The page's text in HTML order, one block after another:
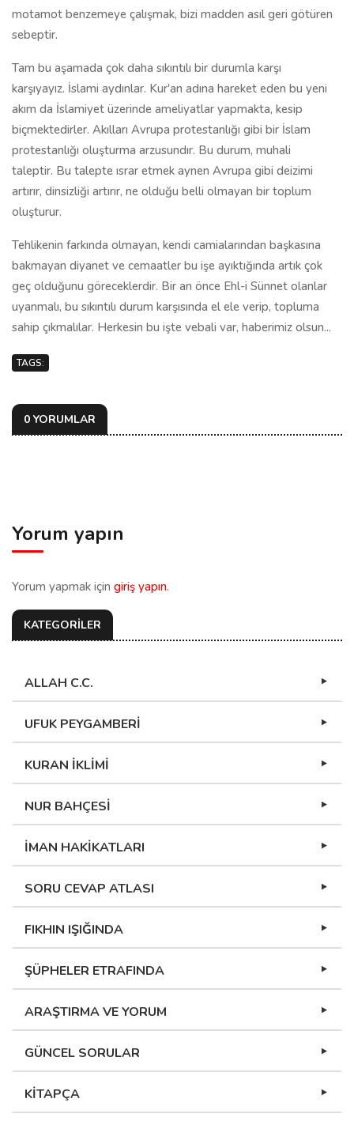
motamot benzemeye çalışmak, bizi madden asıl geri götüren
sebeptir.
Tam bu aşamada çok daha sıkıntılı bir durumla karşı
karşıyayız. İslami aydınlar. Kur'an adına hareket eden bu yeni
akım da İslamiyet üzerinde ameliyatlar yapmakta, kesip
biçmektedirler. Akılları Avrupa protestanlığı gibi bir İslam
protestanlığı oluşturma arzusundır. Bu durum, muhali
taleptir. Bu talepte ısrar etmek aynen Avrupa gibi deizimi
artırır, dinsizliği artırır, ne olduğu belli olmayan bir toplum
oluşturur.
Tehlikenin farkında olmayan, kendi camialarından başkasına
bakmayan diyanet ve cemaatler bu işe ayıktığında artık çok
geç olduğunu göreceklerdir. Bir an önce Ehl-i Sünnet olanlar
uyanmalı, bu sıkıntılı durum karşısında el ele verip, topluma
sahip çıkmalılar. Herkesin bu işte vebali var, haberimiz olsun...
TAGS:
0 YORUMLAR
Yorum yapın
Yorum yapmak için giriş yapın.
KATEGORİLER
ALLAH C.C.
UFUK PEYGAMBERİ
KURAN İKLİMİ
NUR BAHÇESİ
İMAN HAKİKATLARI
SORU CEVAP ATLASI
FIKHIN IŞIĞINDA
ŞÜPHELER ETRAFINDA
ARAŞTIRMA VE YORUM
GÜNCEL SORULAR
KİTAPÇA